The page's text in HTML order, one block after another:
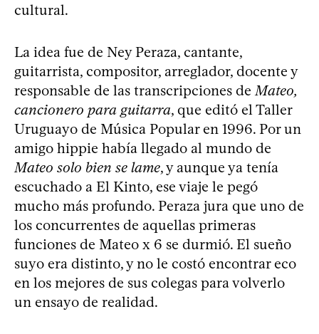
cultural.
La idea fue de Ney Peraza, cantante,
guitarrista, compositor, arreglador, docente y
responsable de las transcripciones de Mateo,
cancionero para guitarra, que editó el Taller
Uruguayo de Música Popular en 1996. Por un
amigo hippie había llegado al mundo de
Mateo solo bien se lame, y aunque ya tenía
escuchado a El Kinto, ese viaje le pegó
mucho más profundo. Peraza jura que uno de
los concurrentes de aquellas primeras
funciones de Mateo x 6 se durmió. El sueño
suyo era distinto, y no le costó encontrar eco
en los mejores de sus colegas para volverlo
un ensayo de realidad.